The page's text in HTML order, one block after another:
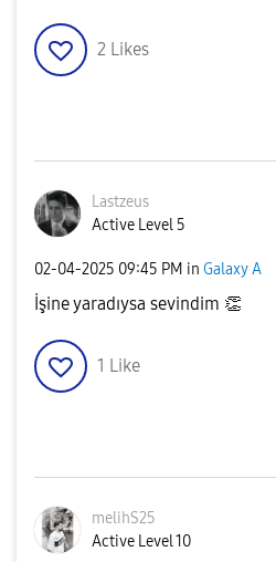
2 Likes
Lastzeus
Active Level 5
‎02-04-2025 09:45 PM in Galaxy A
İşine yaradıysa sevindim 👏
1 Like
melihS25
Active Level 10